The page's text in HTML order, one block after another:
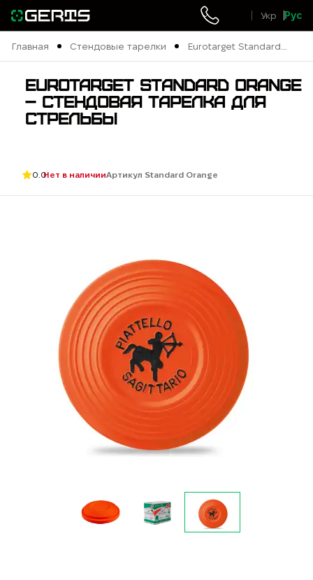
Укр Рус
Главная Стендовые тарелки
Eurotarget Standard
Orange – стендовая
тарелка
EUROTARGET STANDARD ORANGE
– СТЕНДОВАЯ ТАРЕЛКА ДЛЯ
СТРЕЛЬБЫ
0.0Нет в наличииАртикул Standard Orange